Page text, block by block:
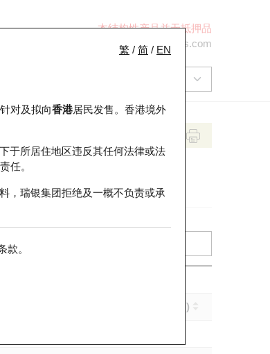
本结构性产品并无抵押品
ol-hkwarrants@ubs.com
繁 / 简 / EN
对及拟向香港居民发售。香港境外
于所居住地区违反其任何法律或法
任。
，瑞银集团拒绝及一概不负责或承
款。
到期日 (年-月-日)